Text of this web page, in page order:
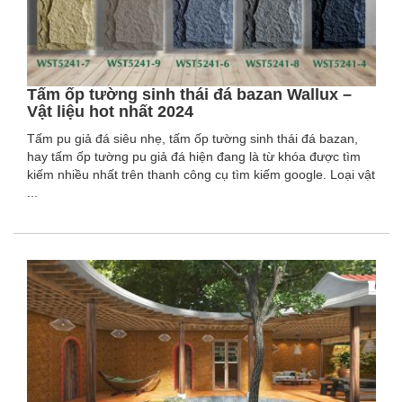
Tấm ốp tường sinh thái đá bazan Wallux –
Vật liệu hot nhất 2024
Tấm pu giả đá siêu nhẹ, tấm ốp tường sinh thái đá bazan,
hay tấm ốp tường pu giả đá hiện đang là từ khóa được tìm
kiếm nhiều nhất trên thanh công cụ tìm kiếm google. Loại vật
...